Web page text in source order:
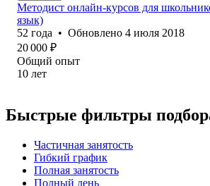
Методист онлайн-курсов для
язык)
52 года • Обновлено 4 июля 2018
20 000 ₽
Общий опыт
10 лет
Быстрые фильтры
Частичная занятость
Гибкий график
Полная занятость
Полный день